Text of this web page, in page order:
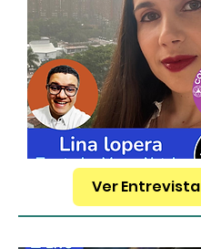
Ver Entrevista